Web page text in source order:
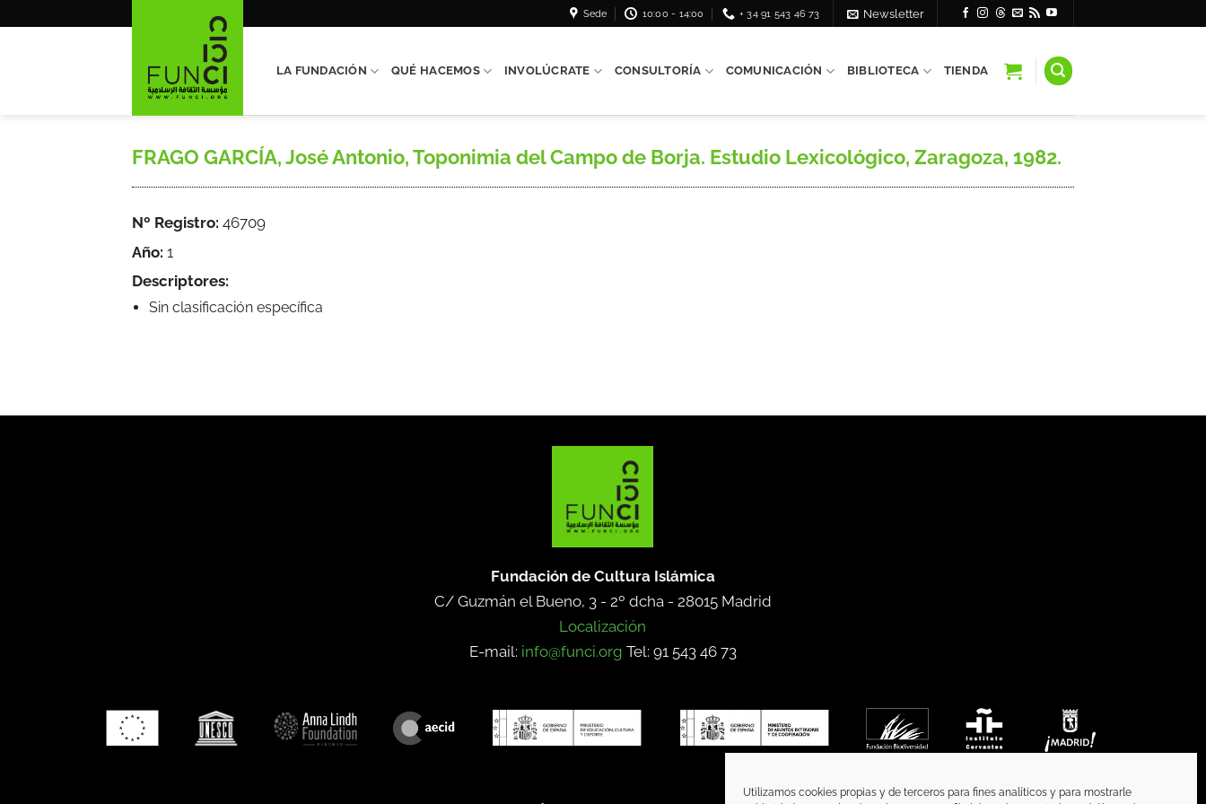
Utilizamos cookies propias y de terceros para fines analíticos y para mostrarle
Sede 10:00 - 14:00 + 34 91 543 46 73 Newsletter
LA FUNDACIÓN QUÉ HACEMOS INVOLÚCRATE CONSULTORÍA COMUNICACIÓN BIBLIOTECA TIENDA
FRAGO GARCÍA, José Antonio, Toponimia del Campo de Borja. Estudio Lexicológico, Zaragoza, 1982.
Nº Registro: 46709
Año: 1
Descriptores:
Sin clasificación específica
Fundación de Cultura Islámica
C/ Guzmán el Bueno, 3 - 2º dcha - 28015 Madrid
Localización
E-mail: info@funci.org Tel: 91 543 46 73